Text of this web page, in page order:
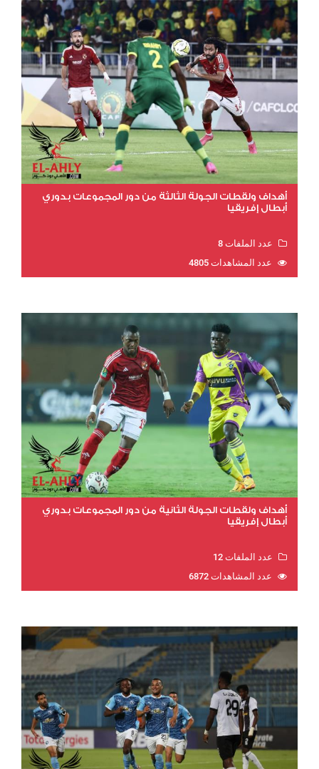
أهداف ولقطات الجولة الثالثة من دور المجموعات بدوري
أبطال إفريقيا
عدد الملفات 8
عدد المشاهدات 4805
أهداف ولقطات الجولة الثانية من دور المجموعات بدوري
أبطال إفريقيا
عدد الملفات 12
عدد المشاهدات 6872